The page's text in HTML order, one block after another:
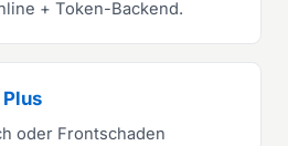
+ Token-Backend.
oder Frontschaden